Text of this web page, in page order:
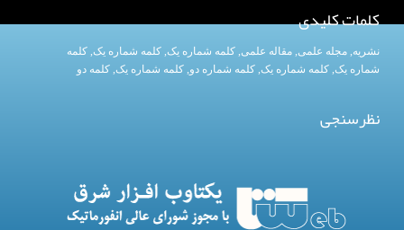
کلمات کلیدی
نشریه,مجله علمی,مقاله علمی,کلمه شماره یک, کلمه شماره یک,کلمه
شماره یک,کلمه شماره یک, کلمه شماره دو,کلمه شماره یک,کلمه دو
نظرسنجی